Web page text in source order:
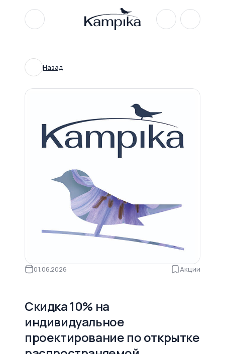
Назад
01.06.2026 Акции
Скидка 10% на
индивидуальное
проектирование по открытке